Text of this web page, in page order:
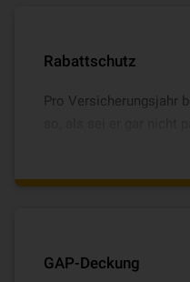
Rabattschutz
Pro Versicherungsjahr
Schadenfreiheitsklasse
GAP-Deckung